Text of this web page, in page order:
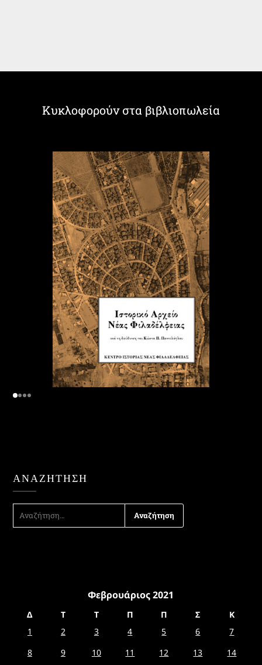
Κυκλοφορούν στα βιβλιοπωλεία
ΑΝΑΖΉΤΗΣΗ
ΑΝΑΖΉΤΗΣΗ
Φεβρουάριος 2021
Δ Τ Τ Π Π Σ
Κ
1
2 3 4 5 6
7
8
9 10 11 12 13
14